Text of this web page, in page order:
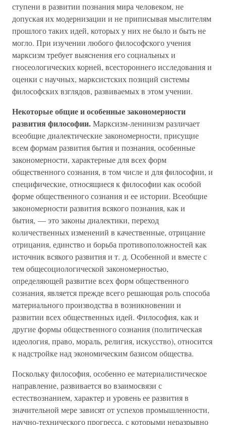
ступени в развитии познания мира человеком, не
допуская их модернизации и не приписывая мыслителям
прошлого таких идей, которых у них не было и быть не
могло. При изучении любого философского учения
марксизм требует выяснения его социальных и
гносеологических корней, всестороннего исследования и
оценки с научных, марксистских позиций системы
философских взглядов, развиваемых в этом учении.
Некоторые общие и особенные закономерности
развития философии.Марксизм-ленинизм различает
всеобщие диалектические закономерности, присущие
всем формам развития бытия и познания, особенные
закономерности, характерные для всех форм
общественного сознания, в том числе и для философии, и
специфические, относящиеся к философии как особой
форме общественного сознания и ее истории. Всеобщие
закономерности развития всякого познания, как и
бытия, — это законы диалектики, переход
количественных изменений в качественные, отрицание
отрицания, единство и борьба противоположностей как
источник всякого развития и т. д. Особенной и вместе с
тем общесоциологической закономерностью,
определяющей развитие всех форм общественного
сознания, является прежде всего решающая роль способа
материального производства в возникновении и
развитии всех общественных идей. Философия, как и
другие формы общественного сознания (политическая
идеология, право, мораль, религия, искусство), относится
к надстройке над экономическим базисом общества.
Поскольку философия, особенно ее материалистическое
направление, развивается во взаимосвязи с
естествознанием, характер и уровень ее развития в
значительной мере зависят от успехов промышленности,
научно-технического прогресса, с которыми неразрывно